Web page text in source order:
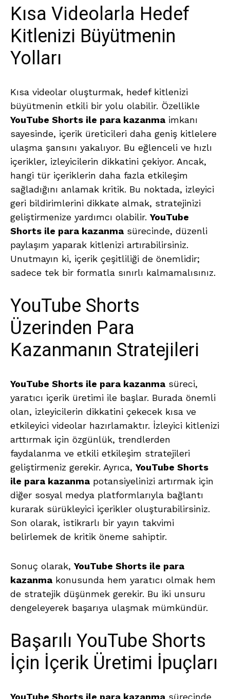
Kısa Videolarla Hedef
Kitlenizi Büyütmenin
Yolları
Kısa videolar oluşturmak, hedef kitlenizi
büyütmenin etkili bir yolu olabilir. Özellikle
YouTube Shorts ile para kazanma imkanı
sayesinde, içerik üreticileri daha geniş kitlelere
ulaşma şansını yakalıyor. Bu eğlenceli ve hızlı
içerikler, izleyicilerin dikkatini çekiyor. Ancak,
hangi tür içeriklerin daha fazla etkileşim
sağladığını anlamak kritik. Bu noktada, izleyici
geri bildirimlerini dikkate almak, stratejinizi
geliştirmenize yardımcı olabilir. YouTube
Shorts ile para kazanma sürecinde, düzenli
paylaşım yaparak kitlenizi artırabilirsiniz.
Unutmayın ki, içerik çeşitliliği de önemlidir;
sadece tek bir formatla sınırlı kalmamalısınız.
YouTube Shorts
Üzerinden Para
Kazanmanın Stratejileri
YouTube Shorts ile para kazanma süreci,
yaratıcı içerik üretimi ile başlar. Burada önemli
olan, izleyicilerin dikkatini çekecek kısa ve
etkileyici videolar hazırlamaktır. İzleyici kitlenizi
arttırmak için özgünlük, trendlerden
faydalanma ve etkili etkileşim stratejileri
geliştirmeniz gerekir. Ayrıca, YouTube Shorts
ile para kazanma potansiyelinizi artırmak için
diğer sosyal medya platformlarıyla bağlantı
kurarak sürükleyici içerikler oluşturabilirsiniz.
Son olarak, istikrarlı bir yayın takvimi
belirlemek de kritik öneme sahiptir.
Sonuç olarak, YouTube Shorts ile para
kazanma konusunda hem yaratıcı olmak hem
de stratejik düşünmek gerekir. Bu iki unsuru
dengeleyerek başarıya ulaşmak mümkündür.
Başarılı YouTube Shorts
İçin İçerik Üretimi İpuçları